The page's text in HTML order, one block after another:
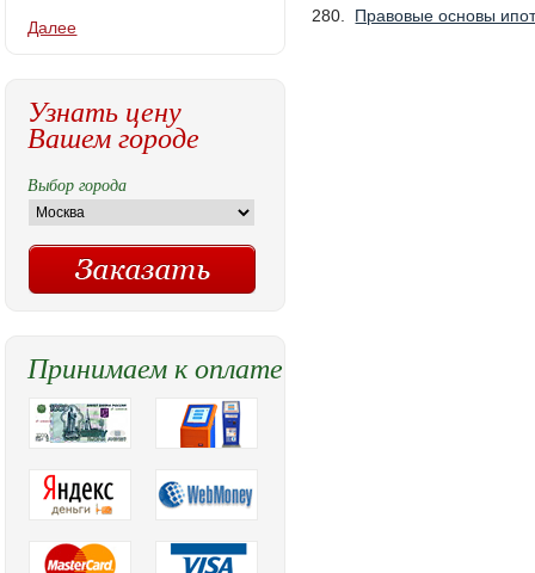
280. Правовые основы
Далее
Узнать цену
Вашем городе
Выбор города
Принимаем к оплате